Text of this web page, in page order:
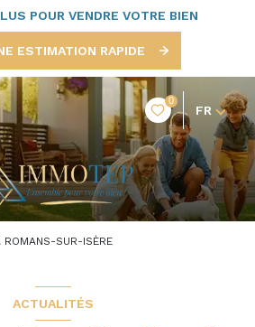
POUR VENDRE VOTRE BIEN
ESTIMATION RAPIDE
0
FR
ROMANS-SUR-ISÈRE
ACTUALITÉS